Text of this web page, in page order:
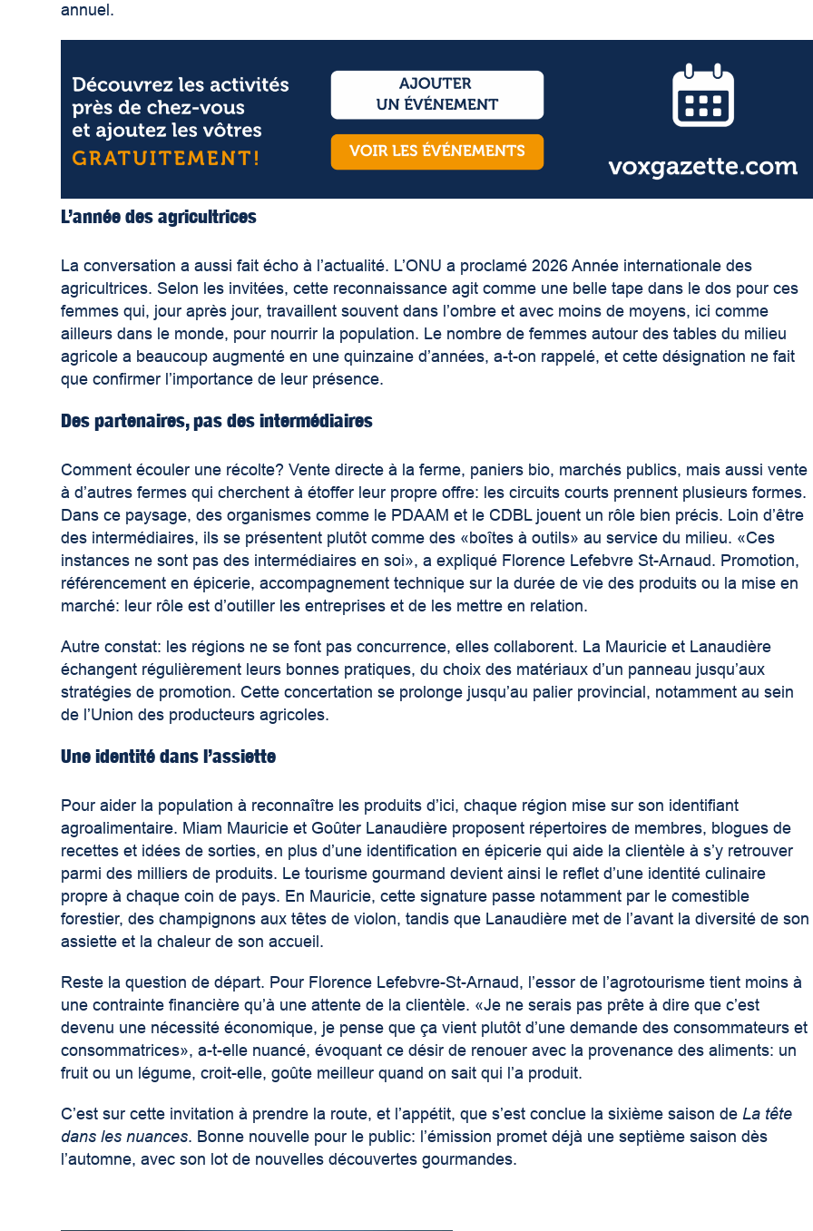
annuel.
L’année des agricultrices
La conversation a aussi fait écho à l’actualité. L’ONU a proclamé 2026 Année internationale des
agricultrices. Selon les invitées, cette reconnaissance agit comme une belle tape dans le dos pour ces
femmes qui, jour après jour, travaillent souvent dans l’ombre et avec moins de moyens, ici comme
ailleurs dans le monde, pour nourrir la population. Le nombre de femmes autour des tables du milieu
agricole a beaucoup augmenté en une quinzaine d’années, a-t-on rappelé, et cette désignation ne fait
que confirmer l’importance de leur présence.
Des partenaires, pas des intermédiaires
Comment écouler une récolte? Vente directe à la ferme, paniers bio, marchés publics, mais aussi vente
à d’autres fermes qui cherchent à étoffer leur propre offre: les circuits courts prennent plusieurs formes.
Dans ce paysage, des organismes comme le PDAAM et le CDBL jouent un rôle bien précis. Loin d’être
des intermédiaires, ils se présentent plutôt comme des «boîtes à outils» au service du milieu. «Ces
instances ne sont pas des intermédiaires en soi», a expliqué Florence Lefebvre St-Arnaud. Promotion,
référencement en épicerie, accompagnement technique sur la durée de vie des produits ou la mise en
marché: leur rôle est d’outiller les entreprises et de les mettre en relation.
Autre constat: les régions ne se font pas concurrence, elles collaborent. La Mauricie et Lanaudière
échangent régulièrement leurs bonnes pratiques, du choix des matériaux d’un panneau jusqu’aux
stratégies de promotion. Cette concertation se prolonge jusqu’au palier provincial, notamment au sein
de l’Union des producteurs agricoles.
Une identité dans l’assiette
Pour aider la population à reconnaître les produits d’ici, chaque région mise sur son identifiant
agroalimentaire. Miam Mauricie et Goûter Lanaudière proposent répertoires de membres, blogues de
recettes et idées de sorties, en plus d’une identification en épicerie qui aide la clientèle à s’y retrouver
parmi des milliers de produits. Le tourisme gourmand devient ainsi le reflet d’une identité culinaire
propre à chaque coin de pays. En Mauricie, cette signature passe notamment par le comestible
forestier, des champignons aux têtes de violon, tandis que Lanaudière met de l’avant la diversité de son
assiette et la chaleur de son accueil.
Reste la question de départ. Pour Florence Lefebvre-St-Arnaud, l’essor de l’agrotourisme tient moins à
une contrainte financière qu’à une attente de la clientèle. «Je ne serais pas prête à dire que c’est
devenu une nécessité économique, je pense que ça vient plutôt d’une demande des consommateurs et
consommatrices», a-t-elle nuancé, évoquant ce désir de renouer avec la provenance des aliments: un
fruit ou un légume, croit-elle, goûte meilleur quand on sait qui l’a produit.
C’est sur cette invitation à prendre la route, et l’appétit, que s’est conclue la sixième saison deLa tête
dans les nuances. Bonne nouvelle pour le public: l’émission promet déjà une septième saison dès
l’automne, avec son lot de nouvelles découvertes gourmandes.